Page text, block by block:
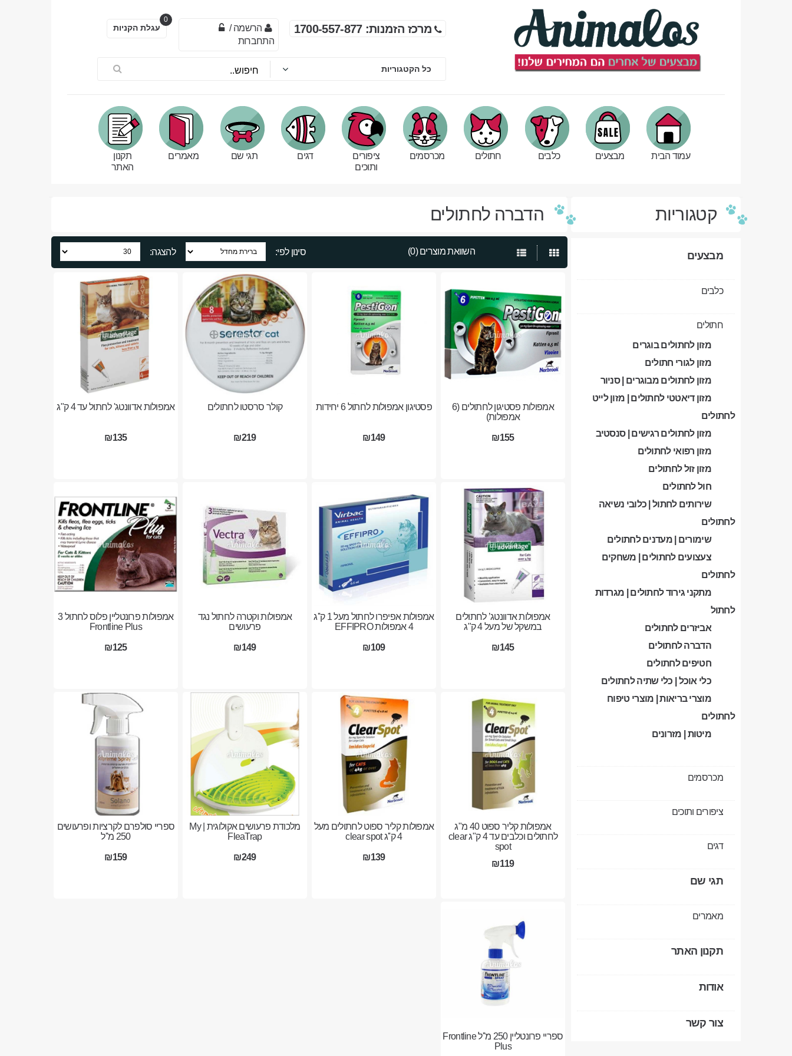
מרכז הזמנות: 1700-557-877 הרשמה/
התחברות
עגלת הקניות
0
עמוד הבית מבצעים כלבים חתולים מכרסמים
ציפורים
ותוכים
דגים תגי שם מאמרים
תקנון
האתר
קטגוריות
מבצעים
כלבים
חתולים
מזון לחתולים בוגרים
מזון לגורי חתולים
מזון לחתולים מבוגרים | סניור
מזון דיאטטי לחתולים | מזון לייט
לחתולים
מזון לחתולים רגישים | סנסטיב
מזון רפואי לחתולים
מזון זול לחתולים
חול לחתולים
שירותים לחתול | כלובי נשיאה
לחתולים
שימורים | מעדנים לחתולים
צעצועים לחתולים | משחקים
לחתולים
מתקני גירוד לחתולים | מגרדות
לחתול
אביזרים לחתולים
הדברה לחתולים
חטיפים לחתולים
כלי אוכל | כלי שתיה לחתולים
מוצרי בריאות | מוצרי טיפוח
לחתולים
מיטות | מזרונים
מכרסמים
ציפורים ותוכים
דגים
תגי שם
מאמרים
תקנון האתר
אודות
צור קשר
הדברה לחתולים
השוואת מוצרים (0) סינון לפי: להצגה:
אמפולות פסטיגון לחתולים (6
אמפולות)
₪155
פסטיגון אמפולות לחתול 6 יחידות
₪149
קולר סרסטו לחתולים
₪219
אמפולות אדוונטג' לחתול עד 4 ק"ג
₪135
אמפולות אדוונטג’ לחתולים
במשקל של מעל 4 ק"ג
₪145
אמפולות אפיפרו לחתול מעל 1 ק''ג
4 אמפולות EFFIPRO
₪109
אמפולות וקטרה לחתול נגד
פרעושים
₪149
אמפולות פרונטליין פלוס לחתול 3
Frontline Plus
₪125
אמפולות קליר ספוט 40 מ"ג
לחתולים וכלבים עד 4 ק"ג clear
spot
₪119
אמפולות קליר ספוט לחתולים מעל
4 ק''ג clear spot
₪139
מלכודת פרעושים אקולוגית | My
FleaTrap
₪249
ספריי סולפרם לקרציות ופרעושים
250 מ''ל
₪159
ספריי פרונטליין 250 מ''ל Frontline
Plus